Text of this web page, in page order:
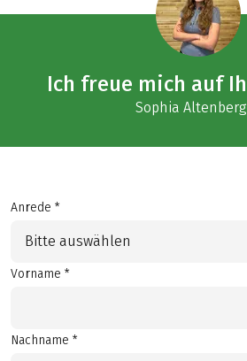
Ich freue mich auf
Sophia
Anrede *
Bitte auswählen
Vorname *
Nachname *